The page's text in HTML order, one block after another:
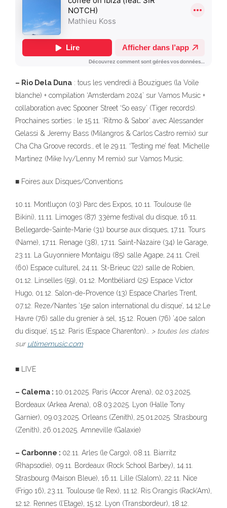
– Rio Dela Duna : tous les vendredi à Bouzigues (la Voile
blanche) + compilation ‘Amsterdam 2024’ sur Vamos Music +
collaboration avec Spooner Street ‘So easy’ (Tiger records).
Prochaines sorties : le 15.11. ‘Ritmo & Sabor’ avec Alessander
Gelassi & Jeremy Bass (Milangros & Carlos Castro remix) sur
Cha Cha Groove records., et le 29.11. ‘Testing me’ feat. Michelle
Martinez (Mike Ivy/Lenny M remix) sur Vamos Music.
■ Foires aux Disques/Conventions
10.11. Montluçon (03) Parc des Expos, 10.11. Toulouse (le
Bikini), 11.11. Limoges (87) 33ème festival du disque, 16.11.
Bellegarde-Sainte-Marie (31) bourse aux disques, 17.11. Tours
(Name), 17.11. Renage (38), 17.11. Saint-Nazaire (34) le Garage,
23.11. La Guyonniere Montaigu (85) salle Agape, 24.11. Creil
(60) Espace culturel, 24.11. St-Brieuc (22) salle de Robien,
01.12. Linselles (59), 01.12. Montbéliard (25) Espace Victor
Hugo, 01.12. Salon-de-Provence (13) Espace Charles Trent,
07.12. Reze/Nantes ’15e salon international du disque’, 14.12.Le
Havre (76) salle du grenier à sel, 15.12. Rouen (76) ’40e salon
du disque’, 15.12. Paris (Espace Charenton)…
> toutes les dates
sur ultimemusic.com
■ LIVE
– Calema : 10.01.2025. Paris (Accor Arena), 02.03.2025.
Bordeaux (Arkea Arena), 08.03.2025. Lyon (Halle Tony
Garnier), 09.03.2025. Orleans (Zenith), 25.01.2025. Strasbourg
(Zenith), 26.01.2025. Amneville (Galaxie)
– Carbonne : 02.11. Arles (le Cargo), 08.11. Biarritz
(Rhapsodie), 09.11. Bordeaux (Rock School Barbey), 14.11.
Strasbourg (Maison Bleue), 16.11. Lille (Slalom), 22.11. Nice
(Frigo 16), 23.11. Toulouse (le Rex), 11.12. Ris Orangis (Rack’Am),
12.12. Rennes (l’Etage), 15.12. Lyon (Transbordeur), 18.12.